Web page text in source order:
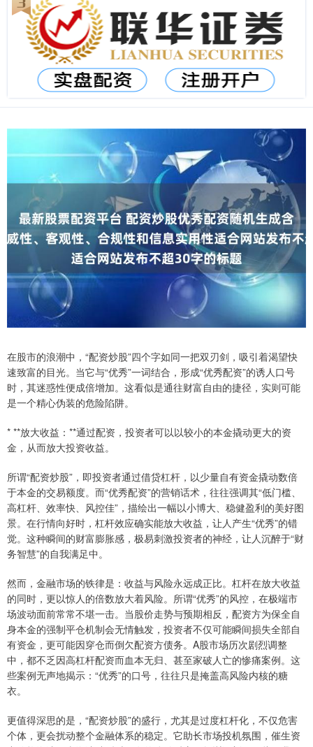
在股市的浪潮中，“配资炒股”四个字如同一把双刃剑，吸引着渴望快
速致富的目光。当它与“优秀”一词结合，形成“优秀配资”的诱人口号
时，其迷惑性便成倍增加。这看似是通往财富自由的捷径，实则可能
是一个精心伪装的危险陷阱。
* **放大收益：**通过配资，投资者可以以较小的本金撬动更大的资
金，从而放大投资收益。
所谓“配资炒股”，即投资者通过借贷杠杆，以少量自有资金撬动数倍
于本金的交易额度。而“优秀配资”的营销话术，往往强调其“低门槛、
高杠杆、效率快、风控佳”，描绘出一幅以小博大、稳健盈利的美好图
景。在行情向好时，杠杆效应确实能放大收益，让人产生“优秀”的错
觉。这种瞬间的财富膨胀感，极易刺激投资者的神经，让人沉醉于“财
务智慧”的自我满足中。
然而，金融市场的铁律是：收益与风险永远成正比。杠杆在放大收益
的同时，更以惊人的倍数放大着风险。所谓“优秀”的风控，在极端市
场波动面前常常不堪一击。当股价走势与预期相反，配资方为保全自
身本金的强制平仓机制会无情触发，投资者不仅可能瞬间损失全部自
有资金，更可能因穿仓而倒欠配资方债务。A股市场历次剧烈调整
中，都不乏因高杠杆配资而血本无归、甚至家破人亡的惨痛案例。这
些案例无声地揭示：“优秀”的口号，往往只是掩盖高风险内核的糖
衣。
更值得深思的是，“配资炒股”的盛行，尤其是过度杠杆化，不仅危害
个体，更会扰动整个金融体系的稳定。它助长市场投机氛围，催生资